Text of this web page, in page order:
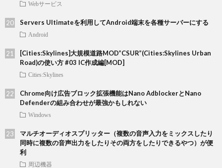
Webサービス
Servers Ultimateを利用してAndroid端末を各種サーバーにする
Android
[Cities:Skylines]大規模道路MOD”CSUR”(Cities:Skylines Urban
Road)の使い方 #03 IC作成編[MOD]
Cities:Skylines
Chrome向け広告ブロック拡張機能はNano AdblockerとNano
Defenderの組み合わせが最強かもしれない
Windows
マルチオーディオスプリッター（複数の音声入力をミックスしたり
同時に複数の音声出力をしたりその両方をしたりできるやつ）が便
利
周辺機器